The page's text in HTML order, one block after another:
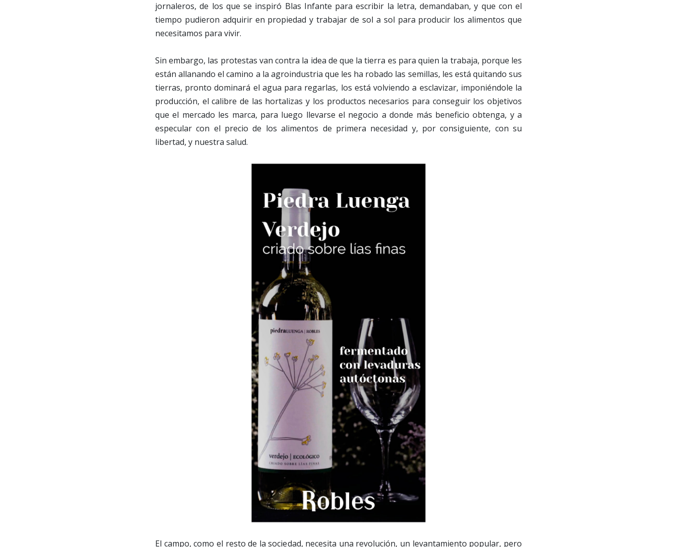
jornaleros, de los que se inspiró Blas Infante para escribir la letra, demandaban, y que con el
tiempo pudieron adquirir en propiedad y trabajar de sol a sol para producir los alimentos que
necesitamos para vivir.
Sin embargo, las protestas van contra la idea de que la tierra es para quien la trabaja, porque les
están allanando el camino a la agroindustria que les ha robado las semillas, les está quitando sus
tierras, pronto dominará el agua para regarlas, los está volviendo a esclavizar, imponiéndole la
producción, el calibre de las hortalizas y los productos necesarios para conseguir los objetivos
que el mercado les marca, para luego llevarse el negocio a donde más beneficio obtenga, y a
especular con el precio de los alimentos de primera necesidad y, por consiguiente, con su
libertad, y nuestra salud.
El campo, como el resto de la sociedad, necesita una revolución, un levantamiento popular, pero